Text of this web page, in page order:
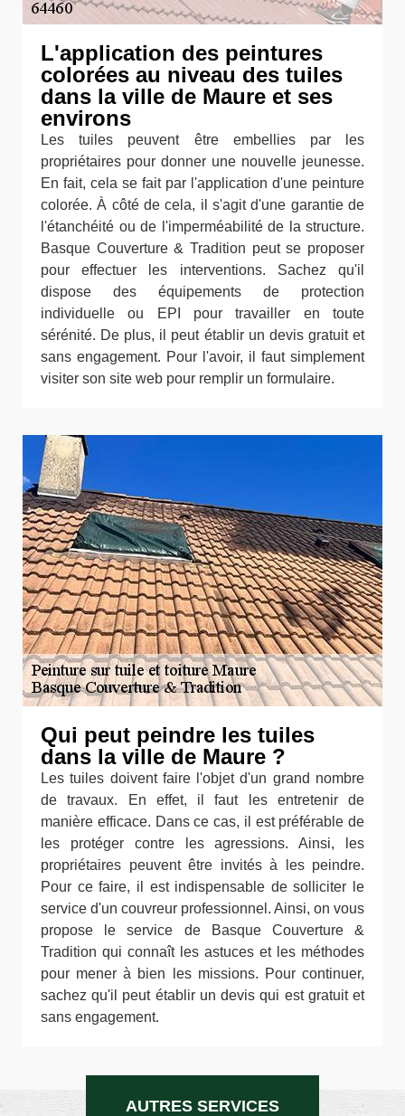
L'application des peintures
colorées au niveau des tuiles
dans la ville de Maure et ses
environs
Les tuiles peuvent être embellies par les
propriétaires pour donner une nouvelle jeunesse.
En fait, cela se fait par l'application d'une peinture
colorée. À côté de cela, il s'agit d'une garantie de
l'étanchéité ou de l'imperméabilité de la structure.
Basque Couverture & Tradition peut se proposer
pour effectuer les interventions. Sachez qu'il
dispose des équipements de protection
individuelle ou EPI pour travailler en toute
sérénité. De plus, il peut établir un devis gratuit et
sans engagement. Pour l'avoir, il faut simplement
visiter son site web pour remplir un formulaire.
Qui peut peindre les tuiles
dans la ville de Maure ?
Les tuiles doivent faire l'objet d'un grand nombre
de travaux. En effet, il faut les entretenir de
manière efficace. Dans ce cas, il est préférable de
les protéger contre les agressions. Ainsi, les
propriétaires peuvent être invités à les peindre.
Pour ce faire, il est indispensable de solliciter le
service d'un couvreur professionnel. Ainsi, on vous
propose le service de Basque Couverture &
Tradition qui connaît les astuces et les méthodes
pour mener à bien les missions. Pour continuer,
sachez qu'il peut établir un devis qui est gratuit et
sans engagement.
AUTRES SERVICES